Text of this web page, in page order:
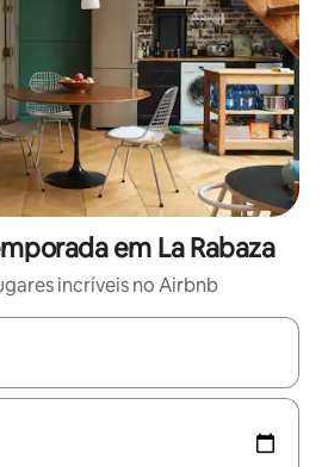
em La Rabaza
incríveis no Airbnb
estiverem disponíveis, explore-os